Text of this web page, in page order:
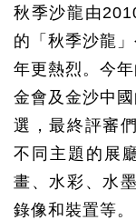
秋季沙龍由
的「秋季沙龍
年更熱烈。今
金會及金沙中
選，最終評審
不同主題的展
畫、水彩、水
錄像和裝置等。